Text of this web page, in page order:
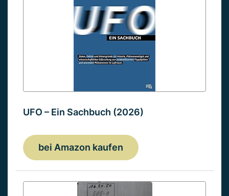
UFO – Ein Sachbuch (2026)
bei Amazon kaufen